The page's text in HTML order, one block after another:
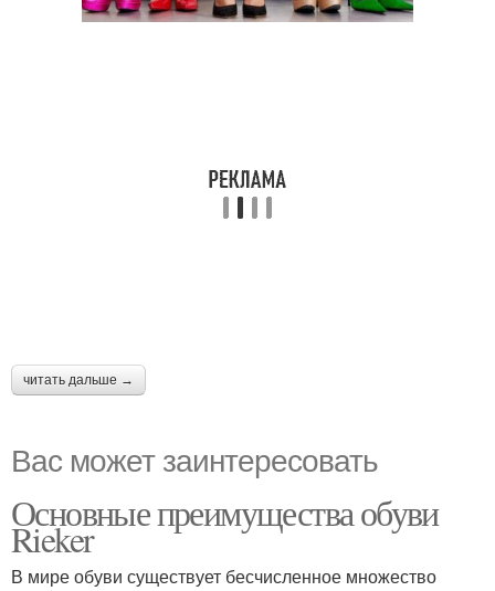
читать дальше →
Вас может заинтересовать
Основные преимущества обуви
Rieker
В мире обуви существует бесчисленное множество